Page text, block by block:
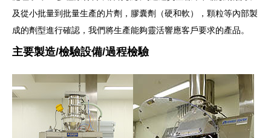
及從小批量到批量生產的片劑，膠囊劑（硬和軟），顆粒等內部製
成的劑型進行確認，我們將生產能夠靈活響應客戶要求的產品。
主要製造/檢驗設備/過程檢驗